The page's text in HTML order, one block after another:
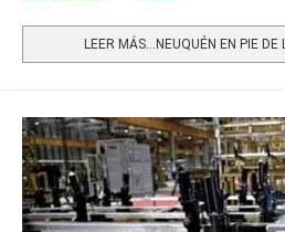
LEER MÁS…NEUQUÉN EN PIE